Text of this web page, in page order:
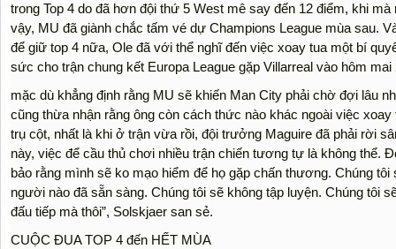
trong Top 4 do đã hơn đội thứ 5 West mê say đến 12 điểm, khi
vậy, MU đã giành chắc tấm vé dự Champions League mùa sau.
để giữ top 4 nữa, Ole đã với thể nghĩ đến việc xoay tua một bí
sức cho trận chung kết Europa League gặp Villarreal vào hôm mai
mặc dù khẳng định rằng MU sẽ khiến Man City phải chờ đợi lâu
cũng thừa nhận rằng ông còn cách thức nào khác ngoài việc
trụ cột, nhất là khi ở trận vừa rồi, đội trưởng Maguire đã phải rời
này, việc để cầu thủ chơi nhiều trận chiến tương tự là không thể.
bảo rằng mình sẽ ko mạo hiểm để họ gặp chấn thương. Chúng
người nào đã sẵn sàng. Chúng tôi sẽ không tập luyện. Chúng tôi
đấu tiếp mà thôi”, Solskjaer san sẻ.
CUỘC ĐUA TOP 4 đến HẾT MÙA